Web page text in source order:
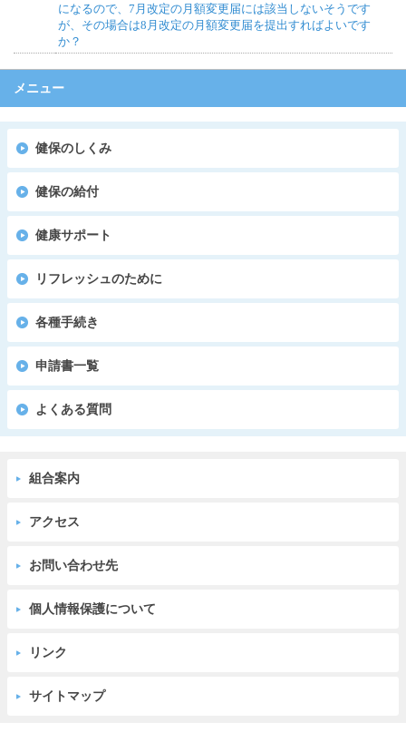
になるので、7月改定の月額変更届には該当しないそうです
が、その場合は8月改定の月額変更届を提出すればよいです
か？
メニュー
健保のしくみ
健保の給付
健康サポート
リフレッシュのために
各種手続き
申請書一覧
よくある質問
組合案内
アクセス
お問い合わせ先
個人情報保護について
リンク
サイトマップ